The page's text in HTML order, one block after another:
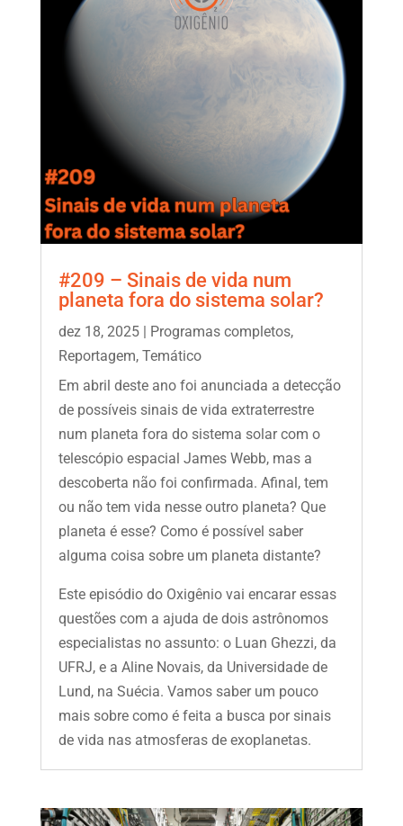
#209 – Sinais de vida num
planeta fora do sistema solar?
dez 18, 2025| Programas completos,
Reportagem, Temático
Em abril deste ano foi anunciada a detecção
de possíveis sinais de vida extraterrestre
num planeta fora do sistema solar com o
telescópio espacial James Webb, mas a
descoberta não foi confirmada. Afinal, tem
ou não tem vida nesse outro planeta? Que
planeta é esse? Como é possível saber
alguma coisa sobre um planeta distante?
Este episódio do Oxigênio vai encarar essas
questões com a ajuda de dois astrônomos
especialistas no assunto: o Luan Ghezzi, da
UFRJ, e a Aline Novais, da Universidade de
Lund, na Suécia. Vamos saber um pouco
mais sobre como é feita a busca por sinais
de vida nas atmosferas de exoplanetas.